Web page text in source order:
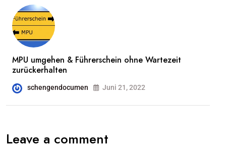
MPU umgehen & Führerschein ohne Wartezeit
zurückerhalten
schengendocumen Juni 21, 2022
Leave a comment